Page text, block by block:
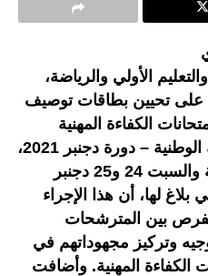
الأولي والرياضة،
على تحيين بطاقات توصيف
الكفاءة المهنية
للهيئات العاملة بقطاع التربية الوطنية – دورة دجنبر 2021،
المقرر إجراؤها يومي الجمعة والسبت 24 و25 دجنبر
لها، أن هذا الإجراء
بين المترشحات
وتركيز مجهوداتهم في
الكفاءة المهنية. وأضافت